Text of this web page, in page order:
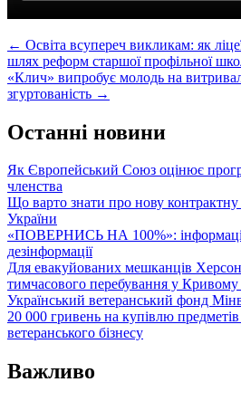
Post
navigation
← Освіта всупереч викликам: як
шлях реформ старшої профільної
«Клич» випробує молодь на
згуртованість →
Останні новини
Як Європейський Союз оцінює
членства
Що варто знати про нову
України
«ПОВЕРНИСЬ НА 100%»:
дезінформації
Для евакуйованих мешканців
тимчасового перебування у Кривому
Український ветеранський фонд
20 000 гривень на купівлю предметів
ветеранського бізнесу
Важливо